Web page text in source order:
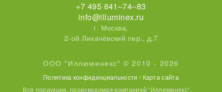
ООО "Иллюминекс" © 2010 - 2026
Политика конфиденциальности / Карта сайта
Вся продукция, производимая компанией “Иллюминекс”,
+7 495 641–74–83
info@illuminex.ru
г. Москва,
2-ой Лихачёвский пер., д.7